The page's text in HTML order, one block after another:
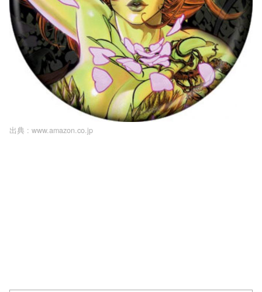
出典 : www.amazon.co.jp